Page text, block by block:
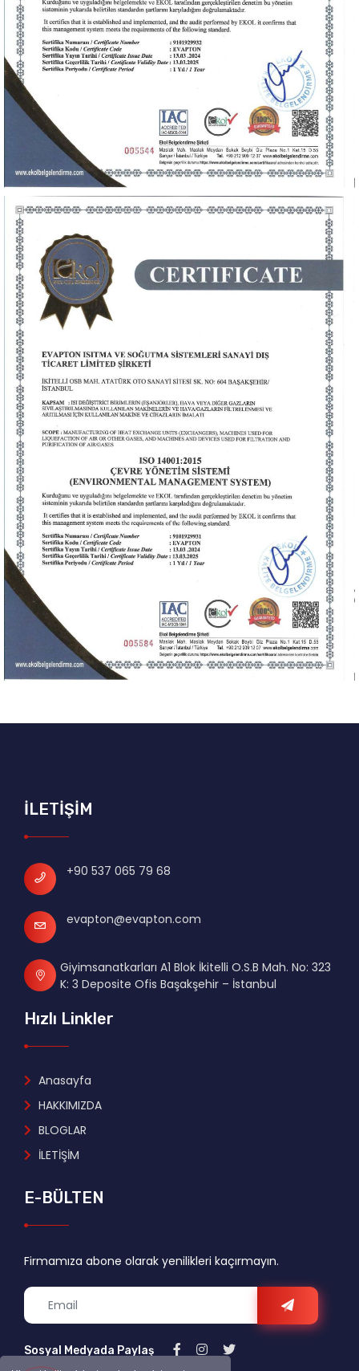
Sertifika
İLETİŞİM
+90 537 065 79 68
evapton@evapton.com
Giyimsanatkarları A1 Blok İkitelli O.S.B Mah. No: 323
K: 3 Deposite Ofis Başakşehir – İstanbul
Hızlı Linkler
Anasayfa
HAKKIMIZDA
BLOGLAR
İLETİŞİM
E-BÜLTEN
Firmamıza abone olarak yenilikleri kaçırmayın.
Sosyal Medyada Paylaş